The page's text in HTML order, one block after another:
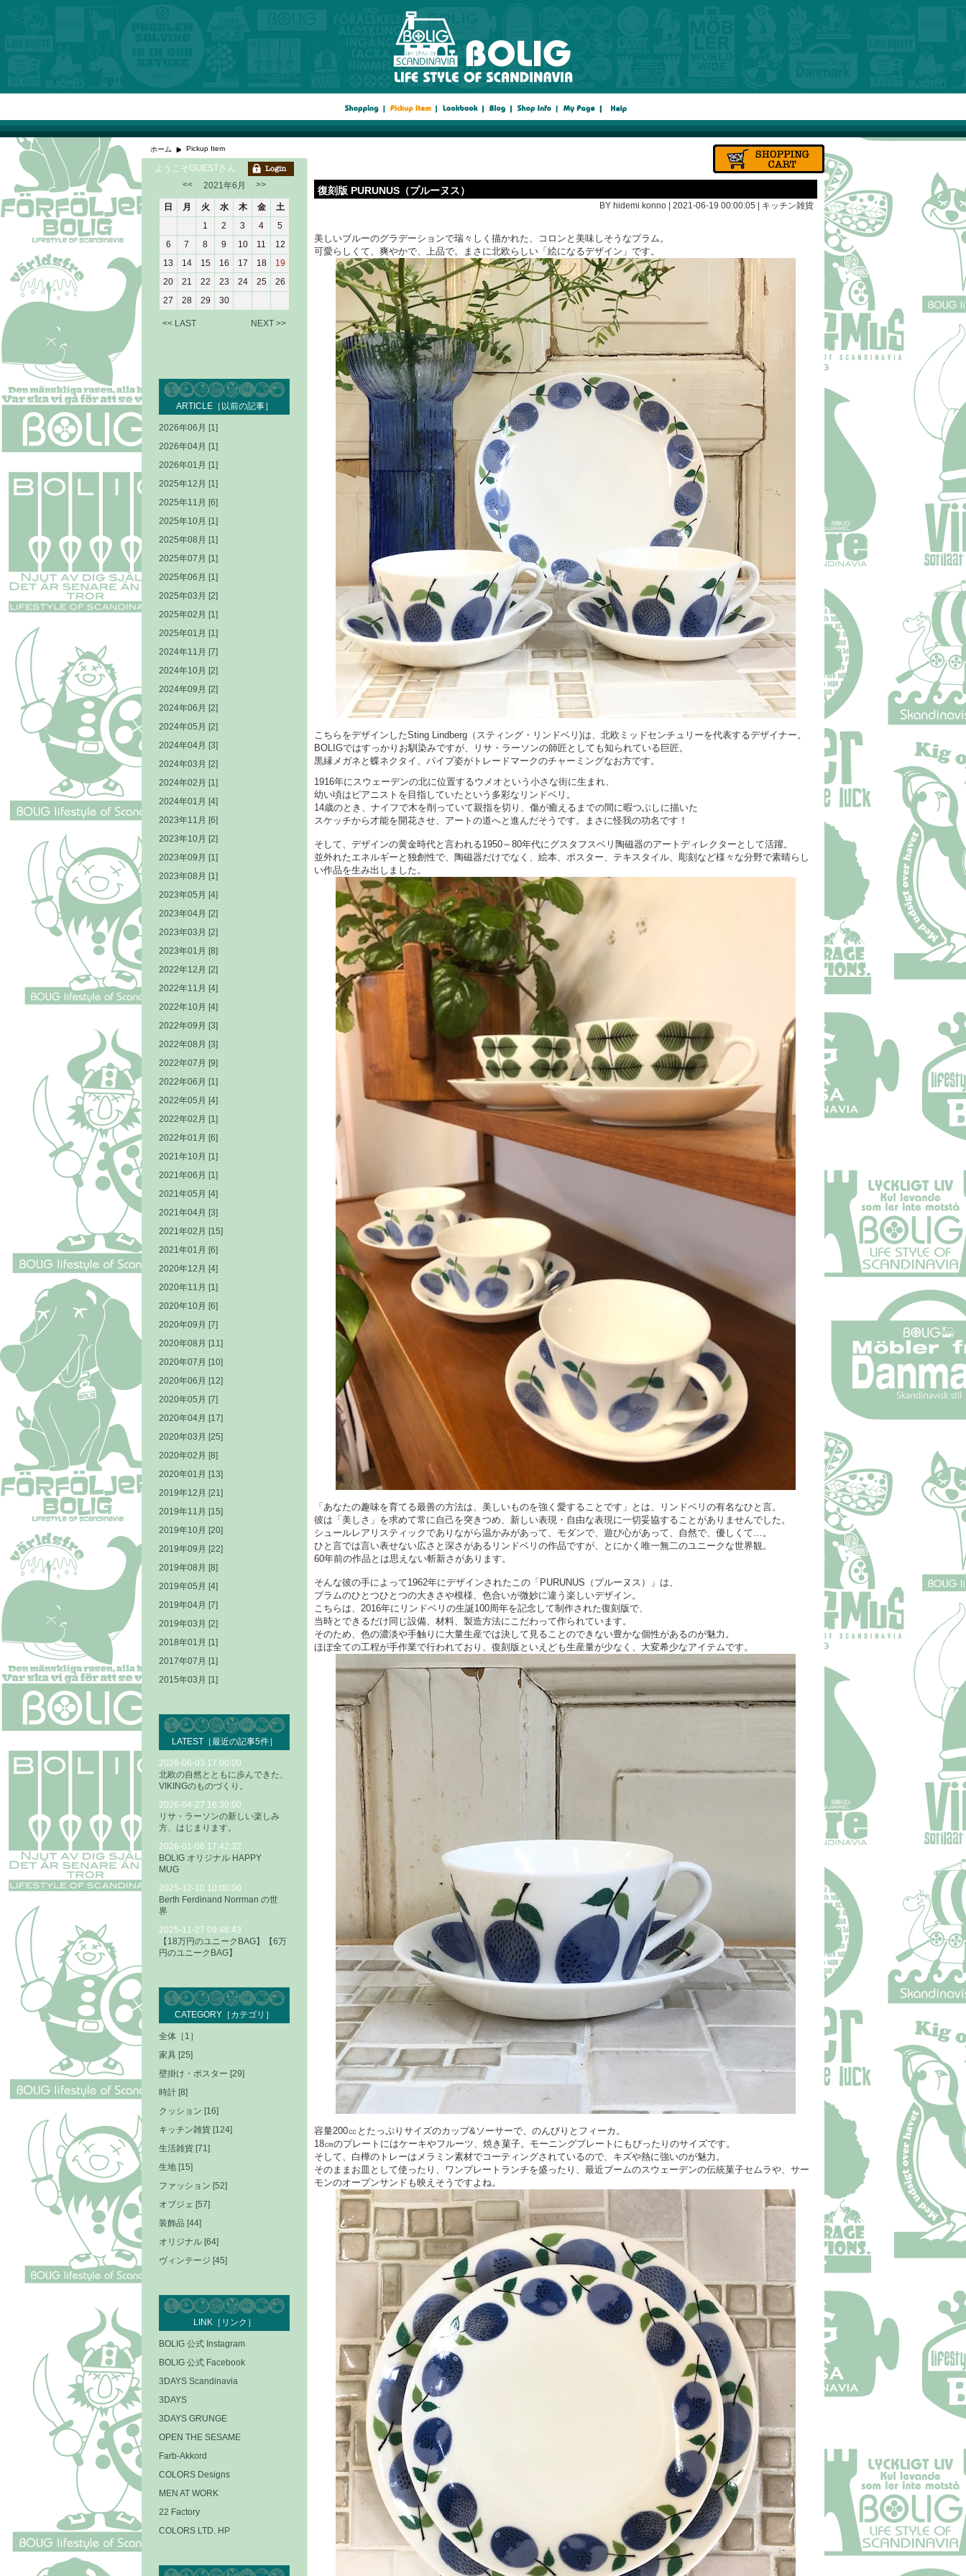
ホーム Pickup Item
復刻版 PURUNUS（プルーヌス）
BY hidemi konno | 2021-06-19 00:00:05 | キッチン雑貨
美しいブルーのグラデーションで瑞々しく描かれた、コロンと美味しそうなプラム。
可愛らしくて、爽やかで、上品で。まさに北欧らしい「絵になるデザイン」です。
こちらをデザインしたSting Lindberg（スティング・リンドベリ)は、 北欧ミッドセンチュリーを代表するデザイナー。
BOLIGではすっかりお馴染みですが、リサ・ラーソンの師匠としても知られている巨匠。
黒縁メガネと蝶ネクタイ、パイプ姿がトレードマークのチャーミングなお方です。
1916年にスウェーデンの北に位置するウメオという小さな街に生まれ、
幼い頃はピアニストを目指していたという多彩なリンドベリ。
14歳のとき、ナイフで木を削っていて親指を切り、傷が癒えるまでの間に暇つぶしに描いた
スケッチから才能を開花させ、アートの道へと進んだそうです。まさに怪我の功名です！
そして、デザインの黄金時代と言われる1950～80年代にグスタフスベリ陶磁器のアートディレクターとして活躍。
並外れたエネルギーと独創性で、陶磁器だけでなく、絵本、ポスター、テキスタイル、 彫刻など様々な分野で素晴らし
い作品を生み出しました。
「あなたの趣味を育てる最善の方法は、美しいものを強く愛することです」とは、リンドベリの有名なひと言。
彼は「美しさ」を求めて常に自己を突きつめ、新しい表現・自由な表現に一切妥協することがありませんでした。
シュールレアリスティックでありながら温かみがあって、モダンで、遊び心があって、自然で、優しくて…。
ひと言では言い表せない広さと深さがあるリンドベリの作品ですが、とにかく唯一無二のユニークな世界観。
60年前の作品とは思えない斬新さがあります。
そんな彼の手によって1962年にデザインされたこの「PURUNUS（プルーヌス）」は、
プラムのひとつひとつの大きさや模様、色合いが微妙に違う楽しいデザイン。
こちらは、2016年にリンドベリの生誕100周年を記念して制作された復刻版で、
当時とできるだけ同じ設備、材料、製造方法にこだわって作られています。
そのため、色の濃淡や手触りに大量生産では決して見ることのできない豊かな個性があるのが魅力。
ほぼ全ての工程が手作業で行われており、復刻版といえども生産量が少なく、大変希少なアイテムです。
容量200㏄とたっぷりサイズのカップ&ソーサーで、のんびりとフィーカ。
18㎝のプレートにはケーキやフルーツ、焼き菓子。モーニングプレートにもぴったりのサイズです。
そして、白樺のトレーはメラミン素材でコーティングされているので、キズや熱に強いのが魅力。
そのままお皿として使ったり、ワンプレートランチを盛ったり、最近ブームのスウェーデンの伝統菓子セムラや、サー
モンのオープンサンドも映えそうですよね。
ようこそGUESTさん
<<
2021年6月 >>
日 月 火 水 木 金
土
1
2 3 4
5
6
7 8 9 10 11
12
13
14 15 16 17 18
19
20
21 22 23 24 25
26
27
28 29 30
<< LAST NEXT >>
ARTICLE［以前の記事］
2026年06月 [1]
2026年04月 [1]
2026年01月 [1]
2025年12月 [1]
2025年11月 [6]
2025年10月 [1]
2025年08月 [1]
2025年07月 [1]
2025年06月 [1]
2025年03月 [2]
2025年02月 [1]
2025年01月 [1]
2024年11月 [7]
2024年10月 [2]
2024年09月 [2]
2024年06月 [2]
2024年05月 [2]
2024年04月 [3]
2024年03月 [2]
2024年02月 [1]
2024年01月 [4]
2023年11月 [6]
2023年10月 [2]
2023年09月 [1]
2023年08月 [1]
2023年05月 [4]
2023年04月 [2]
2023年03月 [2]
2023年01月 [8]
2022年12月 [2]
2022年11月 [4]
2022年10月 [4]
2022年09月 [3]
2022年08月 [3]
2022年07月 [9]
2022年06月 [1]
2022年05月 [4]
2022年02月 [1]
2022年01月 [6]
2021年10月 [1]
2021年06月 [1]
2021年05月 [4]
2021年04月 [3]
2021年02月 [15]
2021年01月 [6]
2020年12月 [4]
2020年11月 [1]
2020年10月 [6]
2020年09月 [7]
2020年08月 [11]
2020年07月 [10]
2020年06月 [12]
2020年05月 [7]
2020年04月 [17]
2020年03月 [25]
2020年02月 [8]
2020年01月 [13]
2019年12月 [21]
2019年11月 [15]
2019年10月 [20]
2019年09月 [22]
2019年08月 [8]
2019年05月 [4]
2019年04月 [7]
2019年03月 [2]
2018年01月 [1]
2017年07月 [1]
2015年03月 [1]
LATEST［最近の記事5件］
2026-06-03 17:00:00
北欧の自然とともに歩んできた、
VIKINGのものづくり。
2026-04-27 16:30:00
リサ・ラーソンの新しい楽しみ
方、はじまります。
2026-01-06 17:42:32
BOLIG オリジナル HAPPY
MUG
2025-12-10 10:00:00
Berth Ferdinand Norrman の世
界
2025-11-27 09:46:43
【18万円のユニークBAG】【6万
円のユニークBAG】
CATEGORY［カテゴリ］
全体［1］
家具 [25]
壁掛け・ポスター [29]
時計 [8]
クッション [16]
キッチン雑貨 [124]
生活雑貨 [71]
生地 [15]
ファッション [52]
オブジェ [57]
装飾品 [44]
オリジナル [64]
ヴィンテージ [45]
LINK［リンク］
BOLIG 公式 Instagram
BOLIG 公式 Facebook
3DAYS Scandinavia
3DAYS
3DAYS GRUNGE
OPEN THE SESAME
Farb-Akkord
COLORS Designs
MEN AT WORK
22 Factory
COLORS LTD. HP